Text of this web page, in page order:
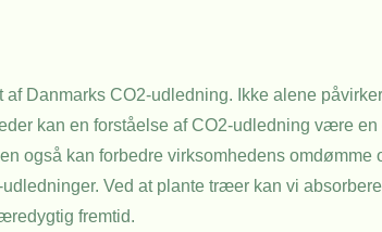
Danmarks CO2-udledning. Ikke alene
kan en forståelse af CO2-udledning være en
også kan forbedre virksomhedens omdømme
Ved at plante træer kan vi
fremtid.